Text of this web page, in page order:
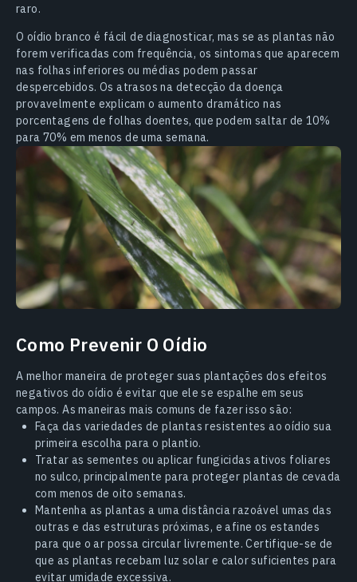
raro.
O oídio branco é fácil de diagnosticar, mas se as plantas não
forem verificadas com frequência, os sintomas que aparecem
nas folhas inferiores ou médias podem passar
despercebidos. Os atrasos na detecção da doença
provavelmente explicam o aumento dramático nas
porcentagens de folhas doentes, que podem saltar de 10%
para 70% em menos de uma semana.
Como Prevenir O Oídio
A melhor maneira de proteger suas plantações dos efeitos
negativos do oídio é evitar que ele se espalhe em seus
campos. As maneiras mais comuns de fazer isso são:
Faça das variedades de plantas resistentes ao oídio sua
primeira escolha para o plantio.
Tratar as sementes ou aplicar fungicidas ativos foliares
no sulco, principalmente para proteger plantas de cevada
com menos de oito semanas.
Mantenha as plantas a uma distância razoável umas das
outras e das estruturas próximas, e afine os estandes
para que o ar possa circular livremente. Certifique-se de
que as plantas recebam luz solar e calor suficientes para
evitar umidade excessiva.